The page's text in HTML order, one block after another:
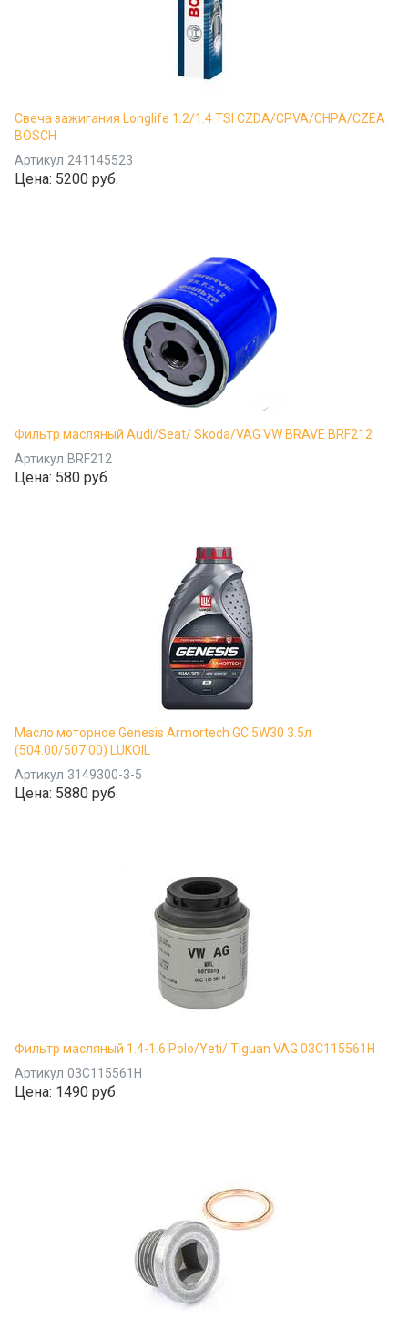
Свеча зажигания Longlife 1.2/1.4 TSI CZDA/CPVA/CHPA/CZEA
BOSCH
Артикул 241145523
Цена: 5200 руб.
Фильтр масляный Audi/Seat/ Skoda/VAG VW BRAVE BRF212
Артикул BRF212
Цена: 580 руб.
Масло моторное Genesis Armortech GC 5W30 3.5л
(504.00/507.00) LUKOIL
Артикул 3149300-3-5
Цена: 5880 руб.
Фильтр масляный 1.4-1.6 Polo/Yeti/ Tiguan VAG 03C115561H
Артикул 03C115561H
Цена: 1490 руб.